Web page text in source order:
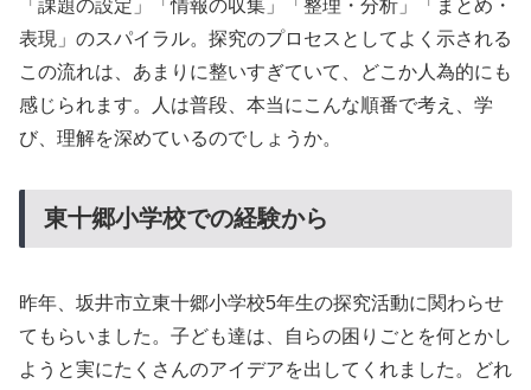
「課題の設定」「情報の収集」「整理・分析」「まとめ・
表現」のスパイラル。探究のプロセスとしてよく示される
この流れは、あまりに整いすぎていて、どこか人為的にも
感じられます。人は普段、本当にこんな順番で考え、学
び、理解を深めているのでしょうか。
東十郷小学校での経験から
昨年、坂井市立東十郷小学校5年生の探究活動に関わらせ
てもらいました。子ども達は、自らの困りごとを何とかし
ようと実にたくさんのアイデアを出してくれました。どれ